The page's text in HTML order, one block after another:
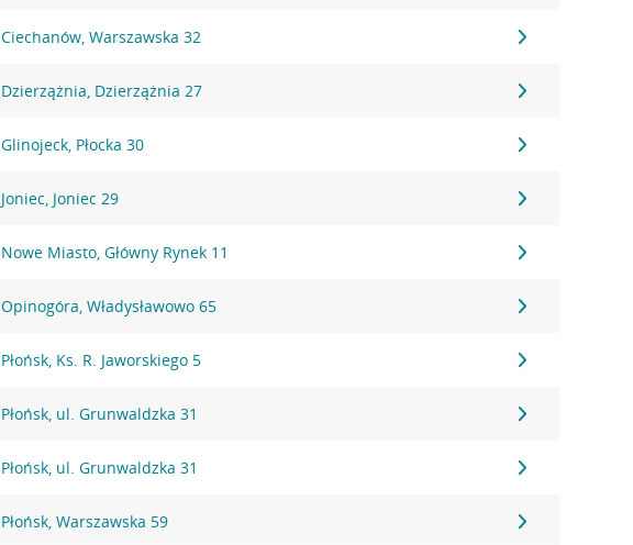
Ciechanów, Warszawska 32
Dzierzążnia, Dzierzążnia 27
Glinojeck, Płocka 30
Joniec, Joniec 29
Nowe Miasto, Główny Rynek 11
Opinogóra, Władysławowo 65
Płońsk, Ks. R. Jaworskiego 5
Płońsk, ul. Grunwaldzka 31
Płońsk, ul. Grunwaldzka 31
Płońsk, Warszawska 59